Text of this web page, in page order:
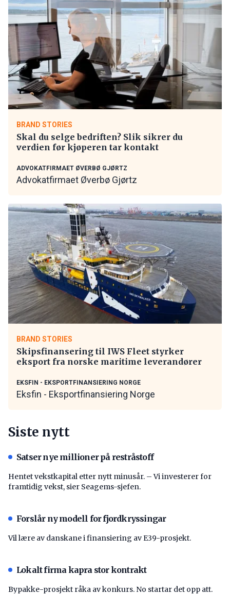
BRAND STORIES
Skal du selge bedriften? Slik sikrer du
verdien før kjøperen tar kontakt
ADVOKATFIRMAET ØVERBØ GJØRTZ
Advokatfirmaet Øverbø Gjørtz
BRAND STORIES
Skipsfinansering til IWS Fleet styrker
eksport fra norske maritime leverandører
EKSFIN - EKSPORTFINANSIERING NORGE
Eksfin - Eksportfinansiering Norge
Siste nytt
Satser nye millioner på restråstoff
Hentet vekstkapital etter nytt minusår. – Vi investerer for
framtidig vekst, sier Seagems-sjefen.
Forslår ny modell for fjordkryssingar
Vil lære av danskane i finansiering av E39-prosjekt.
Lokalt firma kapra stor kontrakt
Bypakke-prosjekt råka av konkurs. No startar det opp att.